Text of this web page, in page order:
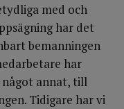
med och
har det
bemanningen
har
annat, till
Tidigare har vi